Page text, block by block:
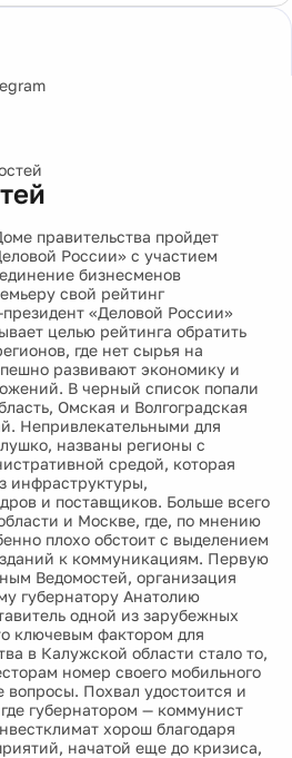
правительства пройдет
России» с участием
бизнесменов
свой рейтинг
«Деловой России»
целью рейтинга обратить
где нет сырья на
развивают экономику и
В черный список попали
Омская и Волгоградская
Непривлекательными для
названы регионы с
средой, которая
инфраструктуры,
и поставщиков. Больше всего
и Москве, где, по мнению
плохо обстоит с выделением
к коммуникациям. Первую
Ведомостей, организация
губернатору Анатолию
одной из зарубежных
ключевым фактором для
в Калужской области стало то,
номер своего мобильного
вопросы. Похвал удостоится и
губернатором — коммунист
хорош благодаря
начатой еще до кризиса,